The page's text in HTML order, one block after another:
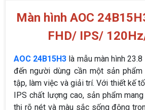
Màn hình AOC
FHD/ IPS/
AOC 24B15H3 là mẫu màn hình
đến người dùng cần một sản
tập, làm việc và giải trí. Với thiết kế
IPS chất lượng cao, sản phẩm
thị rõ nét và màu sắc sống động